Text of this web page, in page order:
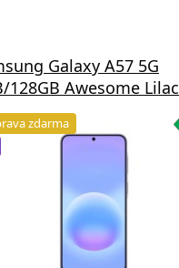
Galaxy A57 5G
128GB Awesome Lilac
zdarma